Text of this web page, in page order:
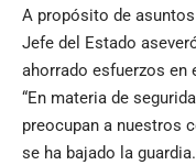
A propósito de
Jefe del Estado
ahorrado esfuerzos en
“En materia de
preocupan a nuestros
se ha bajado la